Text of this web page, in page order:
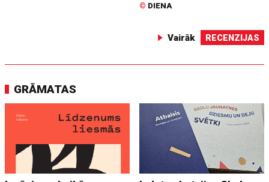
© DIENA
Vairāk RECENZIJAS
GRĀMATAS